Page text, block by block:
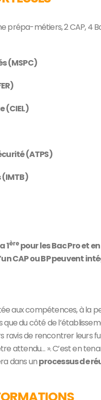
métiers, 2 CAP, 4
(MSPC)
(CIEL)
(ATPS)
1èrepour les Bac Pro et
ou BP peuvent
aux compétences, à la
du côté de
ravis de rencontrer
attendu… ». C’est en
dans unprocessus de